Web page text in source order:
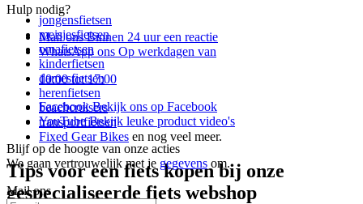
jongensfietsen
meisjesfietsen
omafietsen
kinderfietsen
damesfietsen
herenfietsen
beachcruisers
transportfietsen
Fixed Gear Bikes en nog veel meer.
Tips voor een fiets kopen bij onze
gespecialiseerde fiets webshop
Hulp nodig?
Mail onsBinnen 24 uur een reactie
WhatsApp ons Op werkdagen van
10:00 tot 17:00
FacebookBekijk ons op Facebook
YouTubeBekijk leuke product video's
Blijf op de hoogte van onze acties
We gaan vertrouwelijk met je gegevens om.
Mail ons